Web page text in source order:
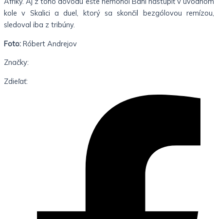
kole v Skalici a duel, ktorý sa skončil bezgólovou remízou,
sledoval iba z tribúny.
Foto: Róbert Andrejov
Značky:
Zdieľať: